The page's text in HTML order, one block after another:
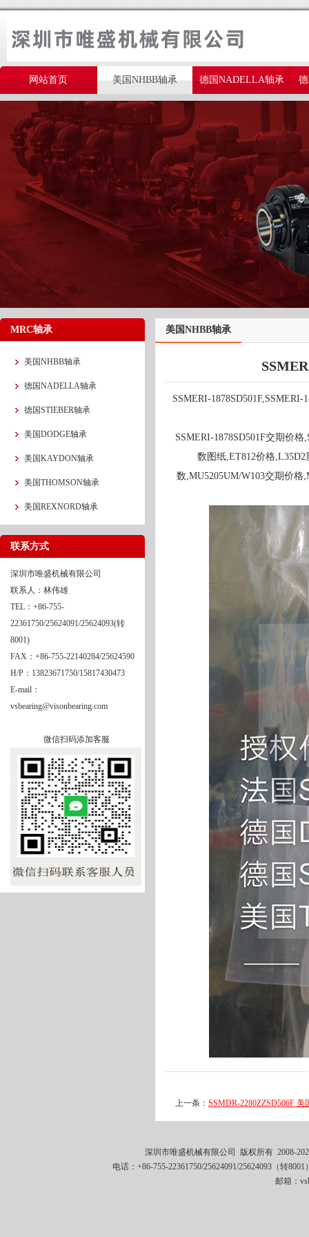
网站首页 美国NHBB轴承 德国NADELLA轴承
美国THOMSON轴承
MRC轴承
美国NHBB轴承
德国NADELLA轴承
德国STIEBER轴承
美国DODGE轴承
美国KAYDON轴承
美国THOMSON轴承
美国REXNORD轴承
联系方式
深圳市唯盛机械有限公司
联系人：林伟雄
TEL：+86-755-
22361750/25624091/25624093(转
8001)
FAX：+86-755-22140284/25624590
H/P：13823671750/15817430473
E-mail：
vsbearing@visonbearing.com
微信扫码添加客服
美国NHBB轴承
SSMERI-
SSMERI-1878SD501F交期价
数图纸,ET812价格,L35D2
数,MU5205UM/W103交期价格
上一条： SSMDR-2280ZZSD506F
深圳市唯盛机械有限公司 版权所有 2008-
电话：+86-755-22361750/25624091/25624093（转
邮箱：